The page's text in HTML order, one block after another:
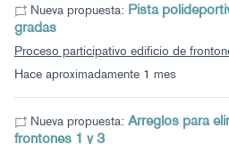
Hace aproximadamente 1 mes
Nueva propuesta: Pista
gradas
Proceso participativo edificio de
Nueva propuesta: Arreglos para
frontones 1 y 3